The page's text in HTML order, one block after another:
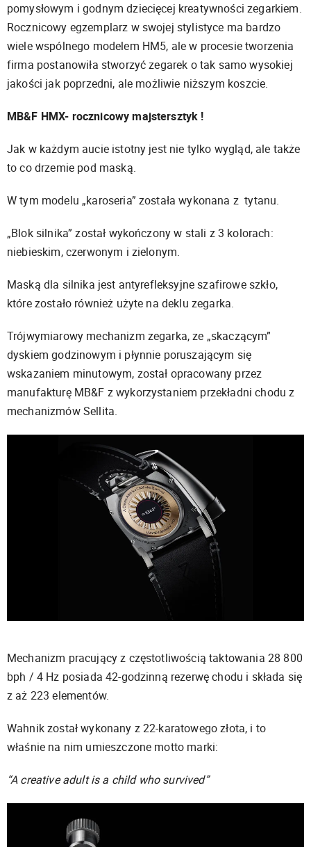
pomysłowym i godnym dziecięcej kreatywności zegarkiem.
Rocznicowy egzemplarz w swojej stylistyce ma bardzo
wiele wspólnego modelem HM5, ale w procesie tworzenia
firma postanowiła stworzyć zegarek o tak samo wysokiej
jakości jak poprzedni, ale możliwie niższym koszcie.
MB&F HMX- rocznicowy majstersztyk !
Jak w każdym aucie istotny jest nie tylko wygląd, ale także
to co drzemie pod maską.
W tym modelu „karoseria” została wykonana z tytanu.
„Blok silnika” został wykończony w stali z 3 kolorach:
niebieskim, czerwonym i zielonym.
Maską dla silnika jest antyrefleksyjne szafirowe szkło,
które zostało również użyte na deklu zegarka.
Trójwymiarowy mechanizm zegarka, ze „skaczącym”
dyskiem godzinowym i płynnie poruszającym się
wskazaniem minutowym, został opracowany przez
manufakturę MB&F z wykorzystaniem przekładni chodu z
mechanizmów Sellita.
Mechanizm pracujący z częstotliwością taktowania 28 800
bph / 4 Hz posiada 42-godzinną rezerwę chodu i składa się
z aż 223 elementów.
Wahnik został wykonany z 22-karatowego złota, i to
właśnie na nim umieszczone motto marki:
“A creative adult is a child who survived”